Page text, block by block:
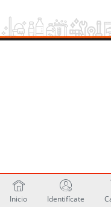
Inicio Identifícate